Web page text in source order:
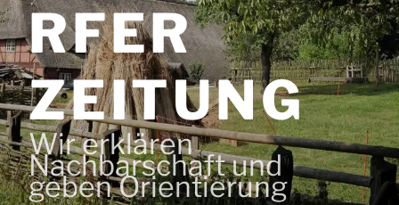
RFER
ZEITUNG
Wir erklären
Nachbarschaft und
geben Orientierung